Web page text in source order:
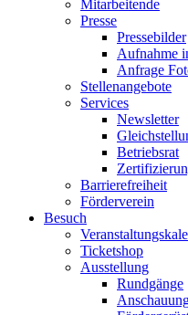
Mitarbeitende
Presse
Pressebilder
Aufnahme
Anfrage
Stellenangebote
Services
Newsletter
Betriebsrat
Barrierefreiheit
Förderverein
Besuch
Ticketshop
Ausstellung
Rundgänge